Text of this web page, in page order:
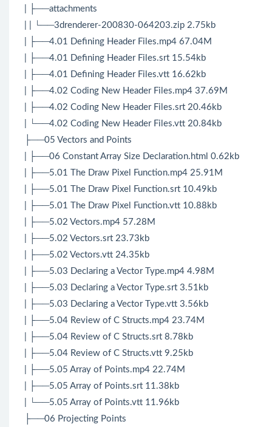
| ├──attachments
| | └──3drenderer-200830-064203.zip 2.75kb
| ├──4.01 Defining Header Files.mp4 67.04M
| ├──4.01 Defining Header Files.srt 15.54kb
| ├──4.01 Defining Header Files.vtt 16.62kb
| ├──4.02 Coding New Header Files.mp4 37.69M
| ├──4.02 Coding New Header Files.srt 20.46kb
| └──4.02 Coding New Header Files.vtt 20.84kb
├──05 Vectors and Points
| ├──06 Constant Array Size Declaration.html 0.62kb
| ├──5.01 The Draw Pixel Function.mp4 25.91M
| ├──5.01 The Draw Pixel Function.srt 10.49kb
| ├──5.01 The Draw Pixel Function.vtt 10.88kb
| ├──5.02 Vectors.mp4 57.28M
| ├──5.02 Vectors.srt 23.73kb
| ├──5.02 Vectors.vtt 24.35kb
| ├──5.03 Declaring a Vector Type.mp4 4.98M
| ├──5.03 Declaring a Vector Type.srt 3.51kb
| ├──5.03 Declaring a Vector Type.vtt 3.56kb
| ├──5.04 Review of C Structs.mp4 23.74M
| ├──5.04 Review of C Structs.srt 8.78kb
| ├──5.04 Review of C Structs.vtt 9.25kb
| ├──5.05 Array of Points.mp4 22.74M
| ├──5.05 Array of Points.srt 11.38kb
| └──5.05 Array of Points.vtt 11.96kb
├──06 Projecting Points